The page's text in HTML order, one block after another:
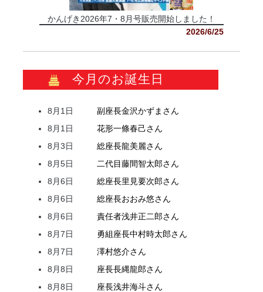
かんげき2026年7・8月号販売開始しました！
2026/6/25
今月のお誕生日
8月1日 副座長金沢かずま さん
8月1日
花形一條春己さん
8月3日
総座長龍美麗さん
8月5日
二代目藤間智太郎さん
8月6日
総座長里見要次郎さん
8月6日
総座長おおみ悠さん
8月6日
責任者浅井正二郎さん
8月7日
勇組座長中村時太郎さん
8月7日
澤村悠介さん
8月8日
座長長縄龍郎さん
8月8日
座長浅井海斗さん